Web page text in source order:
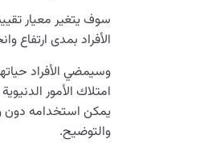
سوف يتغير معيار
الأفراد بمدى ارتفاع
وسيمضي الأفراد
امتلاك الأمور
يمكن استخدامه دون
والتوضيح.